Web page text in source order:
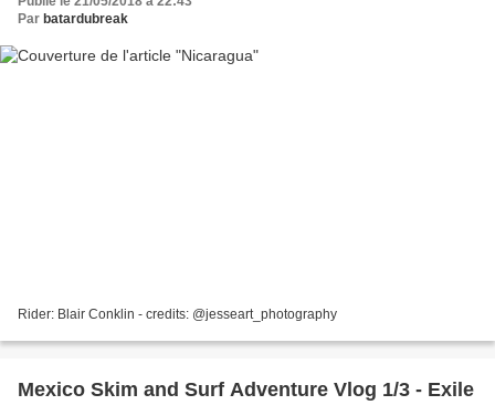
Par batardubreak
Rider: Blair Conklin - credits: @jesseart_photography
Mexico Skim and Surf Adventure Vlog 1/3 - Exile